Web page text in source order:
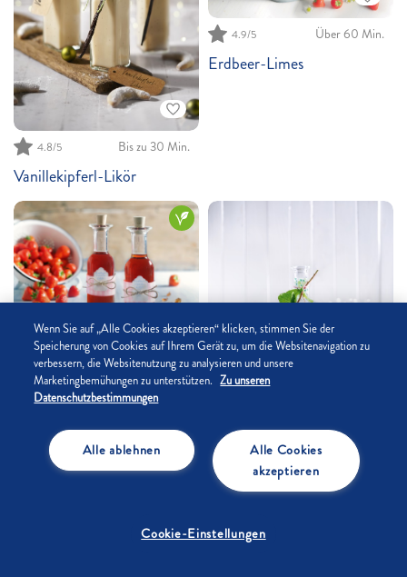
4.8/5 Bis zu 30 Min.
Vanillekipferl-Likör
4.9/5 Über 60 Min.
Erdbeer-Limes
5 /5 Über 60 Min.
Erdbeer-Vanille-Likör
Über 60 Min.
Minz-Likör
Wenn Sie auf „Alle Cookies akzeptieren“ klicken, stimmen Sie der
Speicherung von Cookies auf Ihrem Gerät zu, um die Websitenavigation zu
verbessern, die Websitenutzung zu analysieren und unsere
Marketingbemühungen zu unterstützen. Zu unseren
Datenschutzbestimmungen
Alle Cookies
akzeptieren
Alle ablehnen
Cookie-Einstellungen